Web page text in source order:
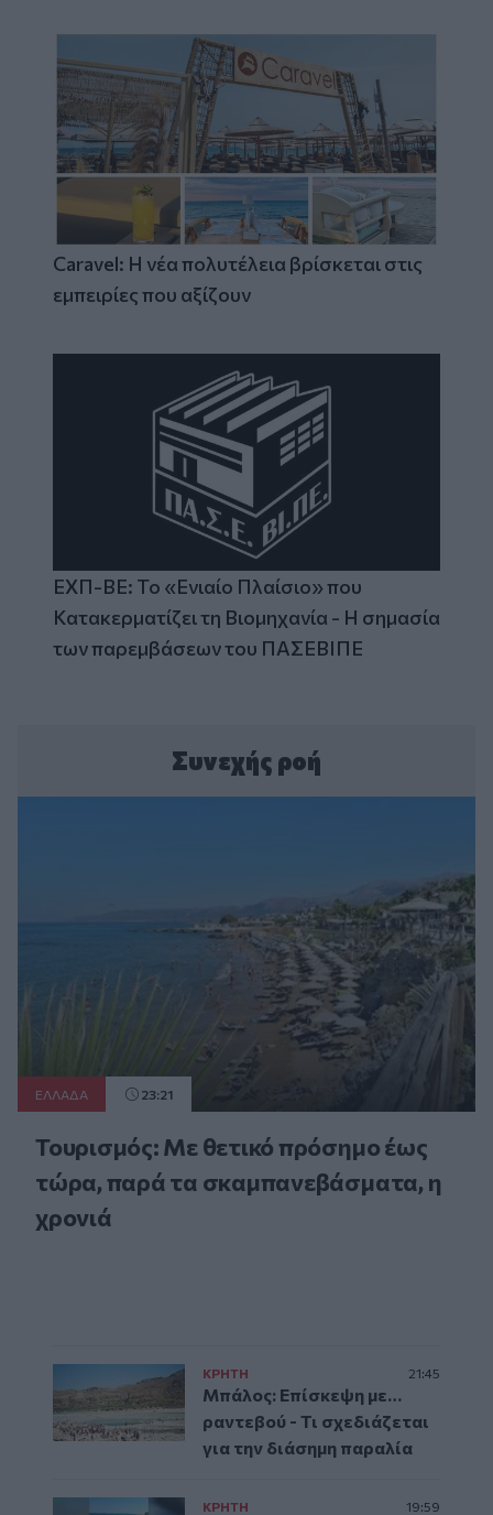
Caravel: Η νέα πολυτέλεια βρίσκεται στις
εμπειρίες που αξίζουν
ΕΧΠ-ΒΕ: Το «Ενιαίο Πλαίσιο» που
Κατακερματίζει τη Βιομηχανία - Η σημασία
των παρεμβάσεων του ΠΑΣΕΒΙΠΕ
Συνεχής ροή
ΕΛΛAΔΑ 23:21
Τουρισμός: Με θετικό πρόσημο έως
τώρα, παρά τα σκαμπανεβάσματα, η
χρονιά
ΚΡΗΤΗ 21:45
Μπάλος: Επίσκεψη με…
ραντεβού - Τι σχεδιάζεται
για την διάσημη παραλία
ΚΡΗΤΗ 19:59